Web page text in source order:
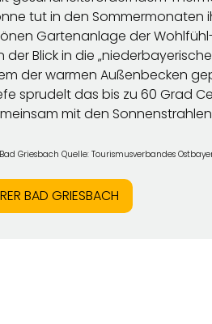
tut in den Sommermonaten
Gartenanlage der
der Blick in die
der warmen Außenbecken
sprudelt das bis zu 60 Grad
mit den
Griesbach Quelle: Tourismusverbandes
BAD GRIESBACH